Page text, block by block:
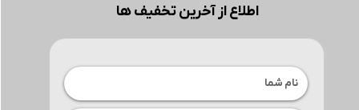
اطلاع از آخرین تخفیف ها